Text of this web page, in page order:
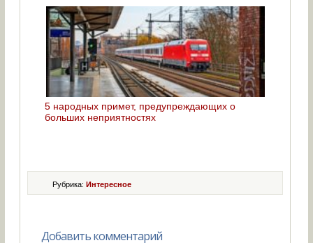
5 народных примет, предупреждающих о
больших неприятностях
Рубрика:Интересное
Добавить комментарий